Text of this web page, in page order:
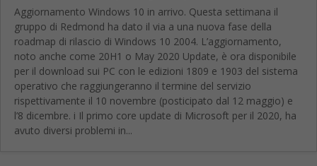
Aggiornamento Windows 10 in arrivo. Questa settimana il
gruppo di Redmond ha dato il via a una nuova fase della
roadmap di rilascio di Windows 10 2004. L’aggiornamento,
noto anche come 20H1 o May 2020 Update, è ora disponibile
per il download sui PC con le edizioni 1809 e 1903 del sistema
operativo che raggiungeranno il termine del servizio
rispettivamente il 10 novembre (posticipato dal 12 maggio) e
l’8 dicembre. i Il primo core update di Microsoft per il 2020, ha
avuto diversi problemi in...